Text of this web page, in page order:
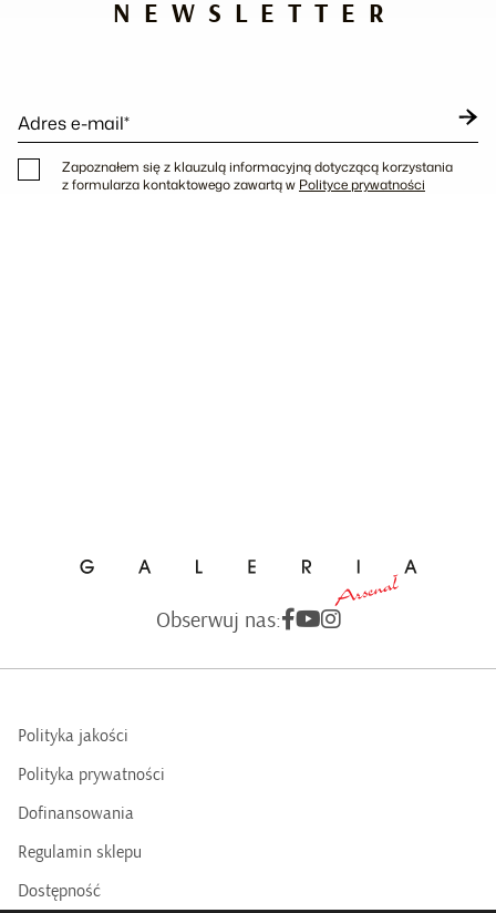
NEWSLETTER
Adres e-mail*
Zapoznałem się z klauzulą informacyjną dotyczącą korzystania
z formularza kontaktowego zawartą w Polityce prywatności
Obserwuj nas:
Polityka jakości
Polityka prywatności
Dofinansowania
Regulamin sklepu
Dostępność